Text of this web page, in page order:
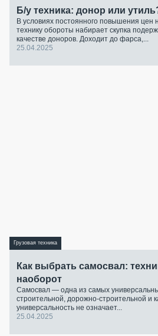
Б/у техника: донор или
В условиях постоянного повышения цен
технику обороты набирает скупка
качестве доноров. Доходит до фарса,...
25.04.2025
Грузовая техника
Как выбрать самосвал:
наоборот
Самосвал — одна из самых
строительной, дорожно-строительной и
универсальность не означает...
25.04.2025